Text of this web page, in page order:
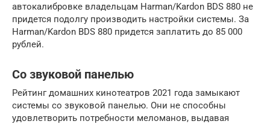
автокалибровке владельцам Harman/Kardon BDS 880 не
придется подолгу производить настройки системы. За
Harman/Kardon BDS 880 придется заплатить до 85 000
рублей.
Со звуковой панелью
Рейтинг домашних кинотеатров 2021 года замыкают
системы со звуковой панелью. Они не способны
удовлетворить потребности меломанов, выдавая